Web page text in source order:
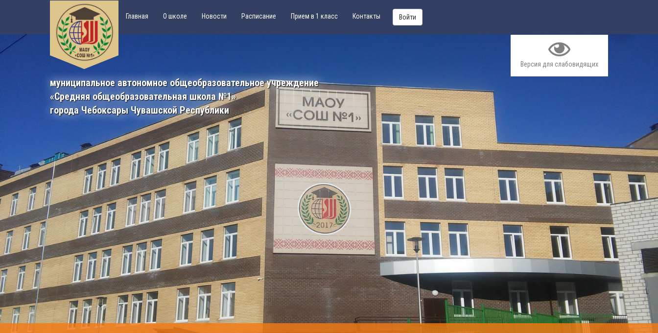
Главная О школе Новости Расписание Прием в 1 класс Контакты Войти
Версия для слабовидящих
муниципальное автономное общеобразовательное учреждение
«Средняя общеобразовательная школа №1»
города Чебоксары Чувашской Республики